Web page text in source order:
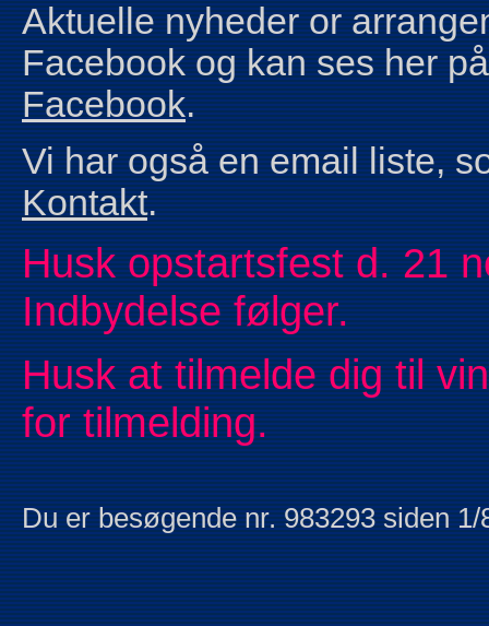
Aktuelle nyheder or
Facebook og kan ses her
Facebook.
Vi har også en email liste,
Kontakt.
Husk opstartsfest d. 21
Indbydelse følger.
Husk at tilmelde dig til
for tilmelding.
Du er besøgende nr. 983293 siden 1/